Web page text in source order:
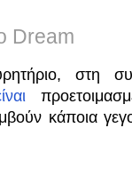
Dream
στη
κάποια